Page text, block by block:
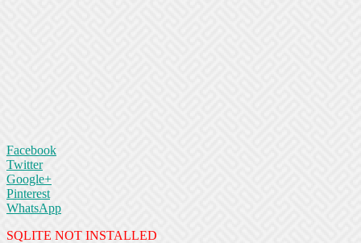
Facebook
Twitter
Google+
Pinterest
WhatsApp
SQLITE NOT INSTALLED